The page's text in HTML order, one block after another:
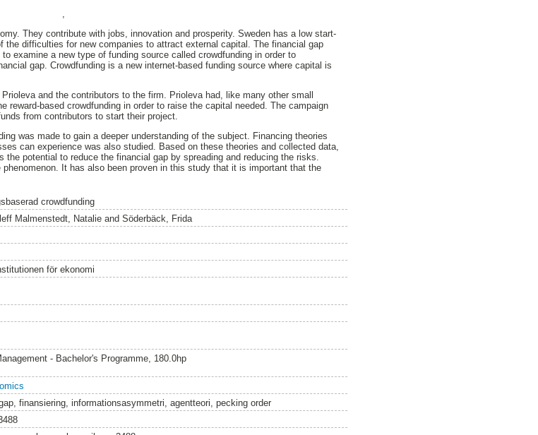
They contribute with jobs, innovation and prosperity. Sweden has a low start-
the difficulties for new companies to attract external capital. The financial gap
examine a new type of funding source called crowdfunding in order to
gap. Crowdfunding is a new internet-based funding source where capital is
and the contributors to the firm. Prioleva had, like many other small
reward-based crowdfunding in order to raise the capital needed. The campaign
from contributors to start their project.
was made to gain a deeper understanding of the subject. Financing theories
can experience was also studied. Based on these theories and collected data,
the potential to reduce the financial gap by spreading and reducing the risks.
phenomenon. It has also been proven in this study that it is important that the
crowdfunding
Malmenstedt, Natalieand Söderbäck, Frida
för ekonomi
- Bachelor's Programme, 180.0hp
finansiering, informationsasymmetri, agentteori, pecking order